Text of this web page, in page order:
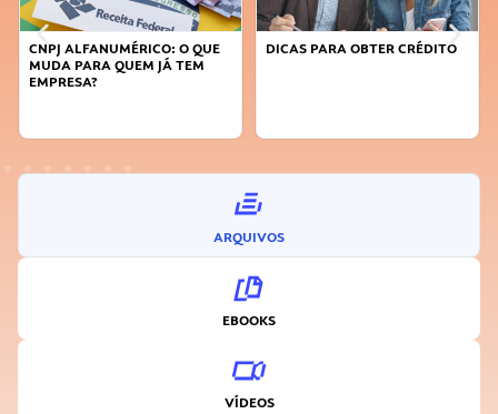
CNPJ ALFANUMÉRICO: O QUE
MUDA PARA QUEM JÁ TEM
EMPRESA?
DICAS PARA OBTER CRÉDITO
ARQUIVOS
EBOOKS
VÍDEOS